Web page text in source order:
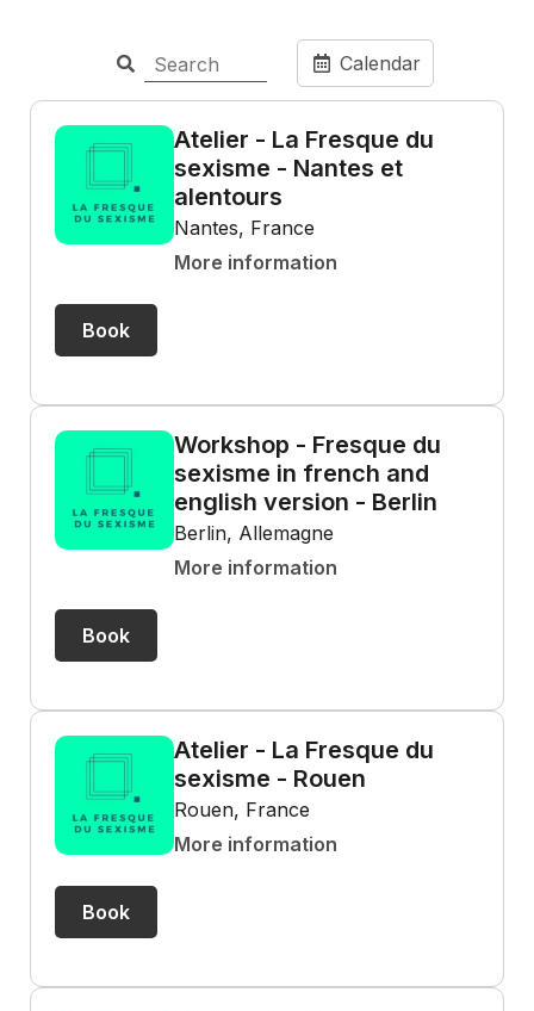
Calendar
Atelier - La Fresque du
sexisme - Nantes et
alentours
Nantes, France
More information
Book
Workshop - Fresque du
sexisme in french and
english version - Berlin
Berlin, Allemagne
More information
Book
Atelier - La Fresque du
sexisme - Rouen
Rouen, France
More information
Book